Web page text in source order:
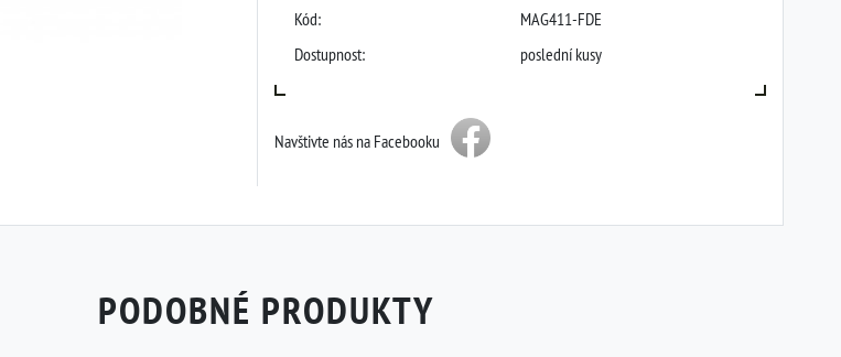
Kód:
MAG411-FDE
Dostupnost:
poslední kusy
Navštivte nás na Facebooku
PODOBNÉ PRODUKTY